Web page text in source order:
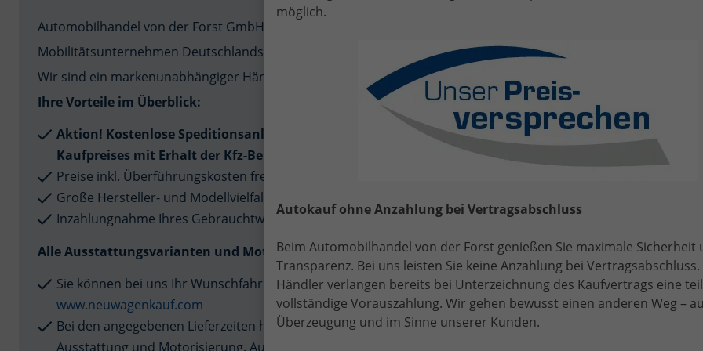
Automobilhandel von der Forst GmbH ist eines der beliebtesten
Mobilitätsunternehmen Deutschlands. Profitieren Sie von unseren Top Konditionen bei Kauf oder Finanzierung.
Wir sind ein markenunabhängiger Händler und können Sie deshalb absolut fair und unabhängig beraten.
Ihre Vorteile im Überblick:
Aktion! Kostenlose Speditionsanlieferung zu Ihrem Wohnsitz (nur möglich gegen Vorab- Überweisung
Kaufpreises mit Erhalt der Kfz-Bereitstellungsanzeige; nur möglich bei Bestell- und Vorlauffahrzeugen).
Preise inkl. Überführungskosten frei Hauptniederlassung in D-52538 Selfkant-Tüddern
Große Hersteller- und Modellvielfalt
Inzahlungnahme Ihres Gebrauchtwagens
Alle Ausstattungsvarianten und Motorisierungen bestellbar:
Sie können bei uns Ihr Wunschfahrzeug nach Ihren Vorstellungen bestellen. Den Konfigurator finden Sie auf
www.neuwagenkauf.com
Bei den angegebenen Lieferzeiten handelt es sich um die Regel-Lieferzeiten diese variieren je nach
Ausstattung und Motorisierung. Aufgrund von Versorgungsengpässen in der Produktion kann die tatsächliche
möglich.
Autokaufohne Anzahlung bei Vertragsabschluss
Beim Automobilhandel von der Forst genießen Sie maximale Sicherheit
Transparenz. Bei uns leisten Sie keine Anzahlung bei Vertragsabschluss.
Händler verlangen bereits bei Unterzeichnung des Kaufvertrags eine
vollständige Vorauszahlung. Wir gehen bewusst einen anderen Weg –
Überzeugung und im Sinne unserer Kunden.